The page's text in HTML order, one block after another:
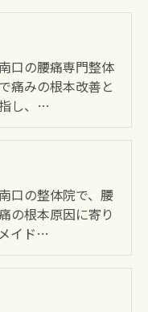
口の腰痛専門整体
痛みの根本改善と
し、…
口の整体院で、腰
の根本原因に寄り
イド…